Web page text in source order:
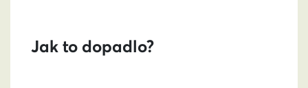
Jak to dopadlo?